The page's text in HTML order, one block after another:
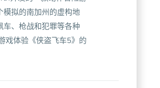
拟的南加州的虚构地
车、枪战和犯罪等各种
戏体验《侠盗飞车5》的